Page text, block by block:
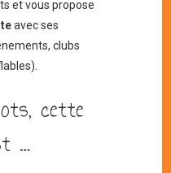
et vous propose
avec ses
clubs
cette
…